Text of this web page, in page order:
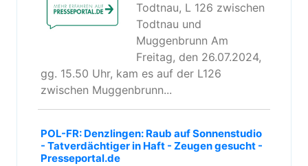
Todtnau, L 126 zwischen
Todtnau und
Muggenbrunn Am
Freitag, den 26.07.2024,
gg. 15.50 Uhr, kam es auf der L126
zwischen Muggenbrunn...
POL-FR: Denzlingen: Raub auf Sonnenstudio
- Tatverdächtiger in Haft - Zeugen gesucht -
Presseportal.de